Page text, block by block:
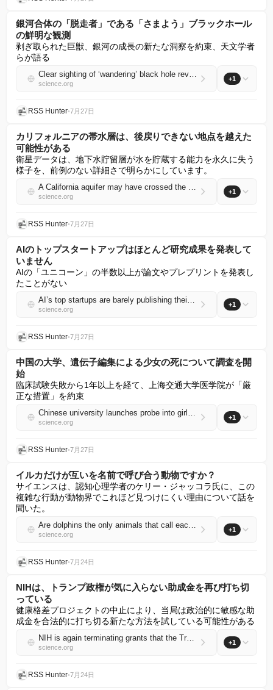
銀河合体の「脱走者」である「さまよう」ブラックホール
の鮮明な観測
剥ぎ取られた巨獣、銀河の成長の新たな洞察を約束、天文学者
らが語る
Clear sighting of ‘wandering’ black hole reveals escapee from galaxy merger
science.org
+1
RSS Hunter•7月27日
カリフォルニアの帯水層は、後戻りできない地点を越えた
可能性がある
衛星データは、地下水貯留層が水を貯蔵する能力を永久に失う
様子を、前例のない詳細さで明らかにしています。
A California aquifer may have crossed the point of no return
science.org
+1
RSS Hunter•7月27日
AIのトップスタートアップはほとんど研究成果を発表して
いません
AIの「ユニコーン」の半数以上が論文やプレプリントを発表し
たことがない
AI’s top startups are barely publishing their research
science.org
+1
RSS Hunter•7月27日
中国の大学、遺伝子編集による少女の死について調査を開
始
臨床試験失敗から1年以上を経て、上海交通大学医学院が「厳
正な措置」を約束
Chinese university launches probe into girl’s gene-editing death
science.org
+1
RSS Hunter•7月27日
イルカだけが互いを名前で呼び合う動物ですか？
サイエンスは、認知心理学者のケリー・ジャッコラ氏に、この
複雑な行動が動物界でこれほど見つけにくい理由について話を
聞いた。
Are dolphins the only animals that call each other by name?
science.org
+1
RSS Hunter•7月24日
NIHは、トランプ政権が気に入らない助成金を再び打ち切
っている
健康格差プロジェクトの中止により、当局は政治的に敏感な助
成金を合法的に打ち切る新たな方法を試している可能性がある
NIH is again terminating grants that the Trump administration dislikes
science.org
+1
RSS Hunter•7月24日